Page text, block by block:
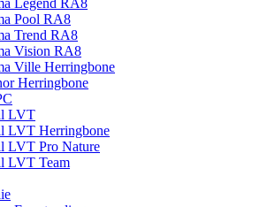
Legend RA8
Pool RA8
Trend RA8
Vision RA8
Ville Herringbone
Herringbone
LVT
LVT Herringbone
LVT Pro Nature
LVT Team